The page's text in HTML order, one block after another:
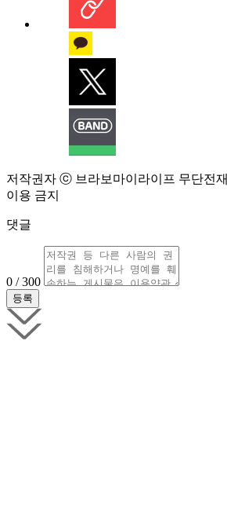
저작권자 ⓒ 브라보마이라이프 무단전
이용 금지
댓글
0 / 300